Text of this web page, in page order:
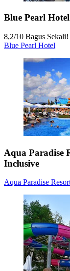
Blue Pearl Hotel
8,2/10 Bagus
Blue Pearl Hotel
Aqua Paradise
Inclusive
Aqua Paradise